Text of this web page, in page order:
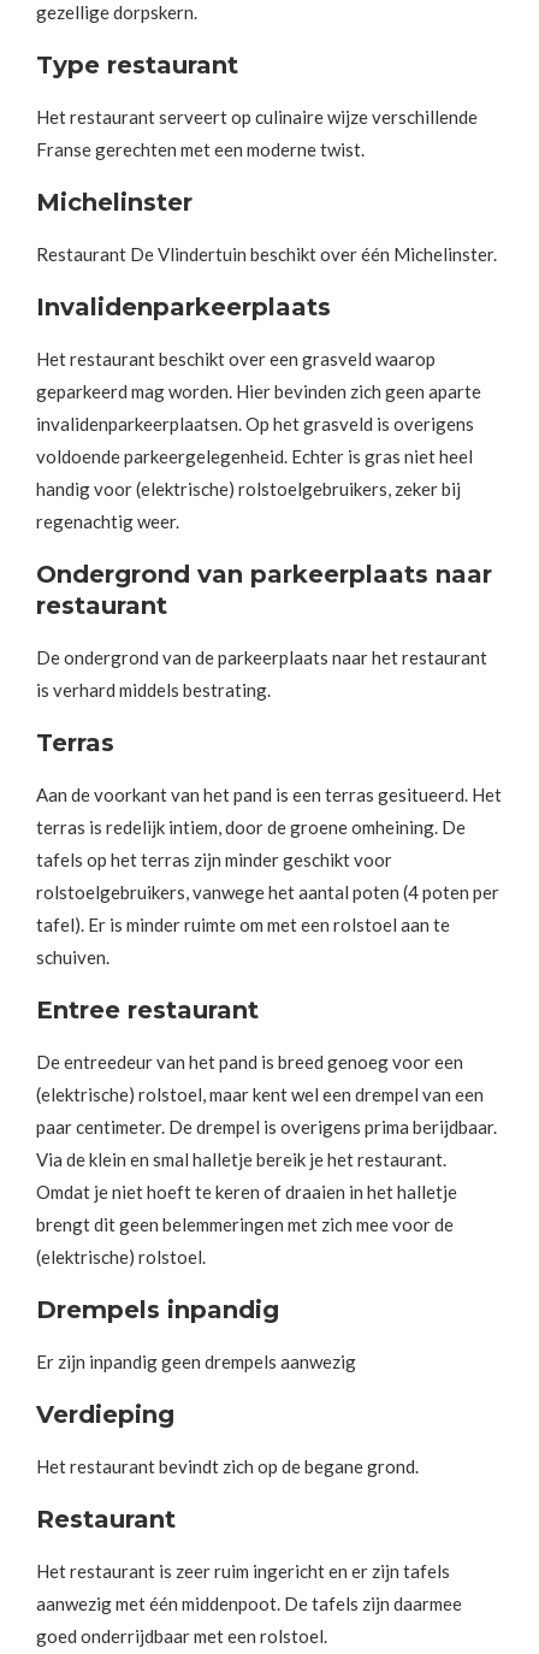
gezellige dorpskern.
Type restaurant
Het restaurant serveert op culinaire wijze verschillende
Franse gerechten met een moderne twist.
Michelinster
Restaurant De Vlindertuin beschikt over één Michelinster.
Invalidenparkeerplaats
Het restaurant beschikt over een grasveld waarop
geparkeerd mag worden. Hier bevinden zich geen aparte
invalidenparkeerplaatsen. Op het grasveld is overigens
voldoende parkeergelegenheid. Echter is gras niet heel
handig voor (elektrische) rolstoelgebruikers, zeker bij
regenachtig weer.
Ondergrond van parkeerplaats naar
restaurant
De ondergrond van de parkeerplaats naar het restaurant
is verhard middels bestrating.
Terras
Aan de voorkant van het pand is een terras gesitueerd. Het
terras is redelijk intiem, door de groene omheining. De
tafels op het terras zijn minder geschikt voor
rolstoelgebruikers, vanwege het aantal poten (4 poten per
tafel). Er is minder ruimte om met een rolstoel aan te
schuiven.
Entree restaurant
De entreedeur van het pand is breed genoeg voor een
(elektrische) rolstoel, maar kent wel een drempel van een
paar centimeter. De drempel is overigens prima berijdbaar.
Via de klein en smal halletje bereik je het restaurant.
Omdat je niet hoeft te keren of draaien in het halletje
brengt dit geen belemmeringen met zich mee voor de
(elektrische) rolstoel.
Drempels inpandig
Er zijn inpandig geen drempels aanwezig
Verdieping
Het restaurant bevindt zich op de begane grond.
Restaurant
Het restaurant is zeer ruim ingericht en er zijn tafels
aanwezig met één middenpoot. De tafels zijn daarmee
goed onderrijdbaar met een rolstoel.